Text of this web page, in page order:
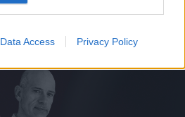
Data Access Privacy Policy